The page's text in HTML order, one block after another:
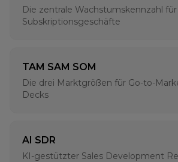
Die zentrale Wachstumskennzahl für
Subskriptionsgeschäfte
TAM SAM SOM
Die drei Marktgrößen für Go-to-
Decks
AI SDR
KI-gestützter Sales Development